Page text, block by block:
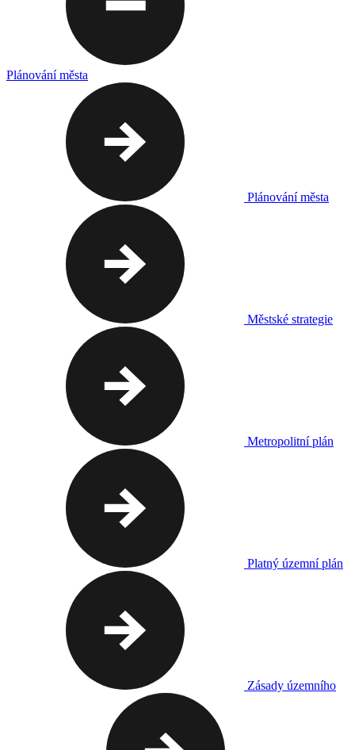
Plánování města
Plánování města
Městské strategie
Metropolitní plán
Platný územní plán
Zásady územního